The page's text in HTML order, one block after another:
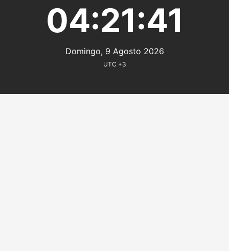
04:21:41
Domingo, 9 Agosto 2026
UTC +3